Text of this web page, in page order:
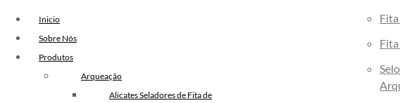
Inicio
Sobre Nós
Produtos
Arqueação
Alicates Seladores de Fita de